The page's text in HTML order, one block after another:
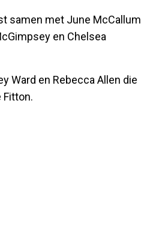
samen met June McCallum
en Chelsea
Ward en Rebecca Allen die
Fitton.